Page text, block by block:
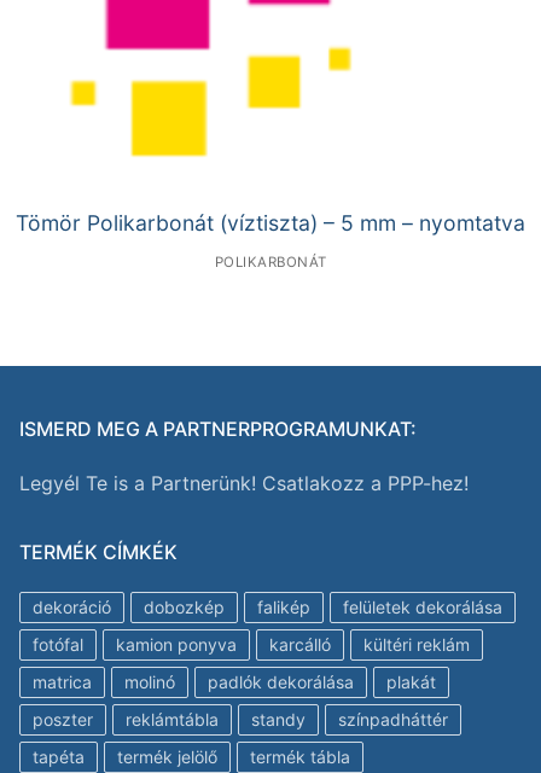
Tömör Polikarbonát (víztiszta) – 5 mm – nyomtatva
POLIKARBONÁT
ISMERD MEG A PARTNERPROGRAMUNKAT:
Legyél Te is a Partnerünk! Csatlakozz a PPP-hez!
TERMÉK CÍMKÉK
dekoráció dobozkép falikép
felületek dekorálása
fotófal
kamion ponyva karcálló
kültéri reklám
matrica
molinó padlók dekorálása
plakát
poszter
reklámtábla standy
színpadháttér
tapéta
termék jelölő
termék tábla